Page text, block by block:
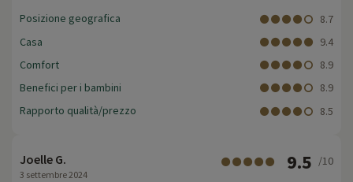
Posizione geografica
8.7
Casa
9.4
Comfort
8.9
Benefici per i bambini
8.9
Rapporto qualità/prezzo
8.5
Joelle G.
3 settembre 2024
9.5 /10